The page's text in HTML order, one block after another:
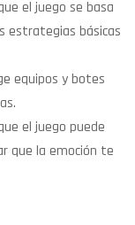
el juego se basa
estrategias básicas
equipos y botes
el juego puede
que la emoción te